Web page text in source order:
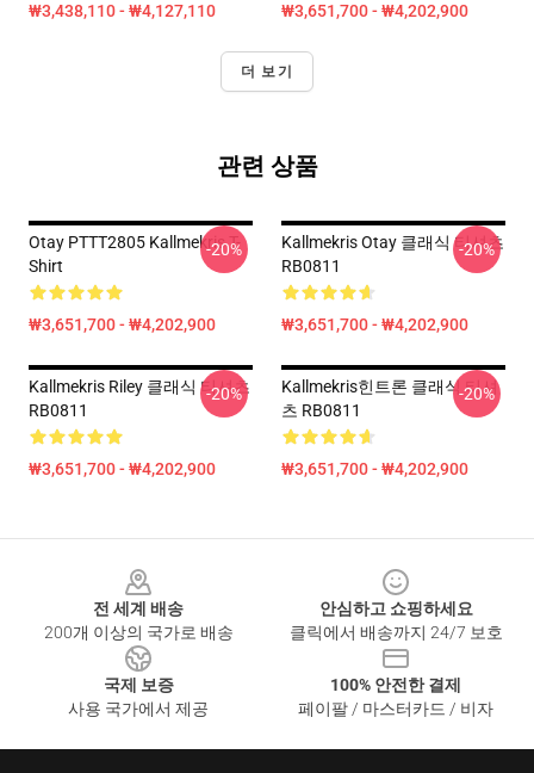
₩3,438,110 - ₩4,127,110 ₩3,651,700 - ₩4,202,900
더 보기
관련 상품
Otay PTTT2805 Kallmekris T-
Shirt
₩3,651,700 - ₩4,202,900
-20%
Kallmekris Otay 클래식 티셔츠
RB0811
₩3,651,700 - ₩4,202,900
-20%
Kallmekris Riley 클래식 티셔츠
RB0811
₩3,651,700 - ₩4,202,900
-20%
Kallmekris힌트론 클래식 티셔
츠 RB0811
₩3,651,700 - ₩4,202,900
-20%
전 세계 배송
200개 이상의 국가로 배송
안심하고 쇼핑하세요
클릭에서 배송까지 24/7 보호
국제 보증
사용 국가에서 제공
100% 안전한 결제
페이팔 / 마스터카드 / 비자